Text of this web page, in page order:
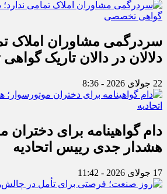
سردرگمی مشاوران املاک
دلالان در دالان تاریک
22 جولای 2026 - 8:36
دام گواهینامه برای دختران
هشدار جدی رییس اتحادیه
17 جولای 2026 - 11:42